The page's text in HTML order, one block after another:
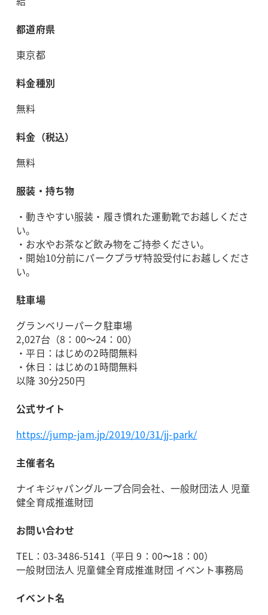
都道府県
東京都
料金種別
無料
料金（税込）
無料
服装・持ち物
・動きやすい服装・履き慣れた運動靴でお越しくださ
い。
・お水やお茶など飲み物をご持参ください。
・開始10分前にパークプラザ特設受付にお越しくださ
い。
駐車場
グランベリーパーク駐車場
2,027台（8：00～24：00）
・平日：はじめの2時間無料
・休日：はじめの1時間無料
以降 30分250円
公式サイト
https://jump-jam.jp/2019/10/31/jj-park/
主催者名
ナイキジャパングループ合同会社、一般財団法人 児童
健全育成推進財団
お問い合わせ
TEL：03-3486-5141（平日 9：00〜18：00）
一般財団法人 児童健全育成推進財団 イベント事務局
イベント名